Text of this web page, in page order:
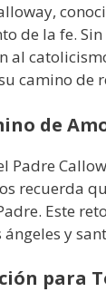
de la fe.
al
camino de
de
Padre
recuerda
Este
y
para